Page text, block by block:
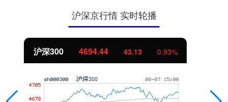
沪深京行情 实时轮播
北证50 1134.24 11.37 1.01%